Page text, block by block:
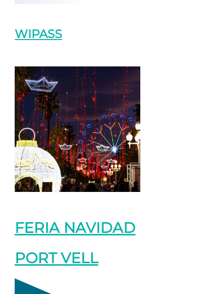
WIPASS
FERIA NAVIDAD
PORT VELL